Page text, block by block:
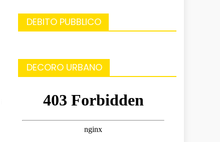
DEBITO PUBBLICO
DECORO URBANO